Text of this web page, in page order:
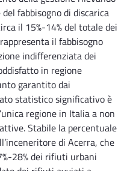
fabbisogno di discarica
il 15%-14% del totale dei
il fabbisogno
indifferenziata dei
in regione
garantito dai
statistico significativo è
regione in Italia a non
Stabile la percentuale
di Acerra, che
28% dei rifiuti urbani